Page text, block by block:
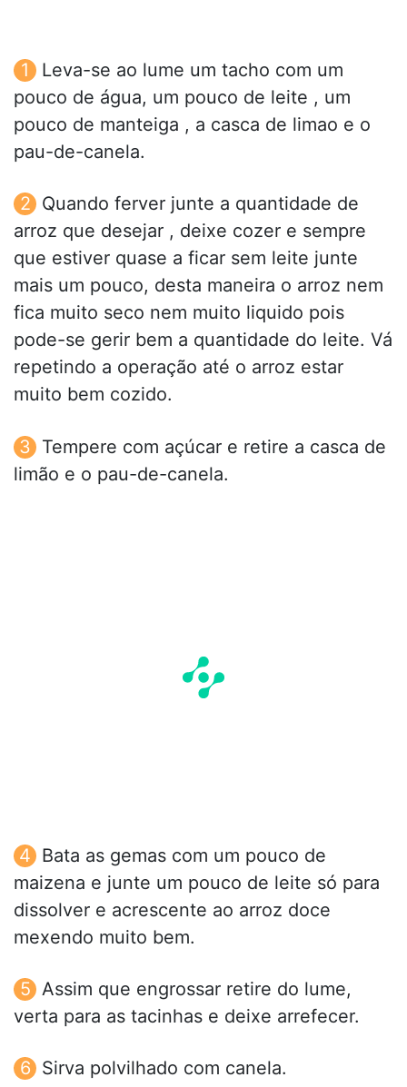
Leva-se ao lume um tacho com um
pouco de água, um pouco de leite , um
pouco de manteiga , a casca de limao e o
pau-de-canela.
Quando ferver junte a quantidade de
arroz que desejar , deixe cozer e sempre
que estiver quase a ficar sem leite junte
mais um pouco, desta maneira o arroz nem
fica muito seco nem muito liquido pois
pode-se gerir bem a quantidade do leite. Vá
repetindo a operação até o arroz estar
muito bem cozido.
Tempere com açúcar e retire a casca de
limão e o pau-de-canela.
Bata as gemas com um pouco de
maizena e junte um pouco de leite só para
dissolver e acrescente ao arroz doce
mexendo muito bem.
Assim que engrossar retire do lume,
verta para as tacinhas e deixe arrefecer.
Sirva polvilhado com canela.